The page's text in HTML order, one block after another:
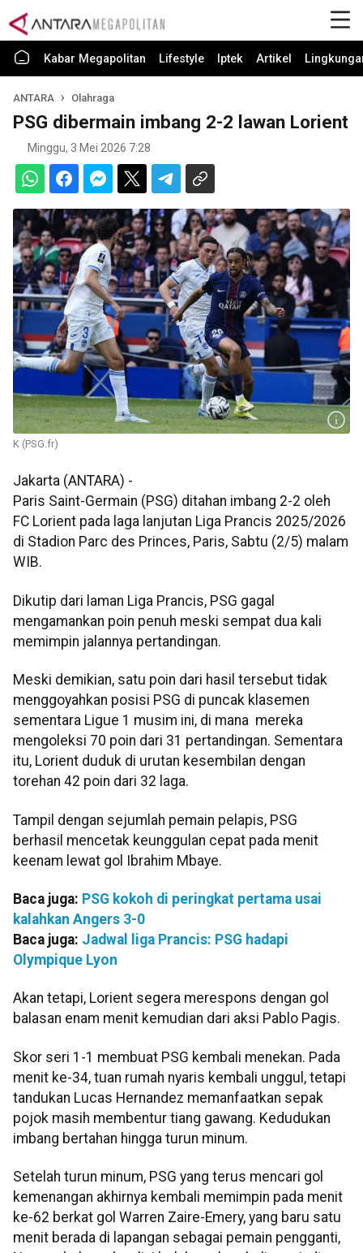
Kabar Megapolitan Lifestyle Iptek Artikel
ANTARA Olahraga
PSG dibermain imbang 2-2 lawan Lorient
Minggu, 3 Mei 2026 7:28
K (PSG.fr)
Jakarta (ANTARA) -
Paris Saint-Germain (PSG) ditahan imbang 2-2 oleh
FC Lorient pada laga lanjutan Liga Prancis 2025/2026
di Stadion Parc des Princes, Paris, Sabtu (2/5) malam
WIB.
Dikutip dari laman Liga Prancis, PSG gagal
mengamankan poin penuh meski sempat dua kali
memimpin jalannya pertandingan.
Meski demikian, satu poin dari hasil tersebut tidak
menggoyahkan posisi PSG di puncak klasemen
sementara Ligue 1 musim ini, di mana mereka
mengoleksi 70 poin dari 31 pertandingan. Sementara
itu, Lorient duduk di urutan kesembilan dengan
torehan 42 poin dari 32 laga.
Tampil dengan sejumlah pemain pelapis, PSG
berhasil mencetak keunggulan cepat pada menit
keenam lewat gol Ibrahim Mbaye.
Baca juga: PSG kokoh di peringkat pertama usai
kalahkan Angers 3-0
Baca juga: Jadwal liga Prancis: PSG hadapi
Olympique Lyon
Akan tetapi, Lorient segera merespons dengan gol
balasan enam menit kemudian dari aksi Pablo Pagis.
Skor seri 1-1 membuat PSG kembali menekan. Pada
menit ke-34, tuan rumah nyaris kembali unggul, tetapi
tandukan Lucas Hernandez memanfaatkan sepak
pojok masih membentur tiang gawang. Kedudukan
imbang bertahan hingga turun minum.
Setelah turun minum, PSG yang terus mencari gol
kemenangan akhirnya kembali memimpin pada menit
ke-62 berkat gol Warren Zaire-Emery, yang baru satu
menit berada di lapangan sebagai pemain pengganti,